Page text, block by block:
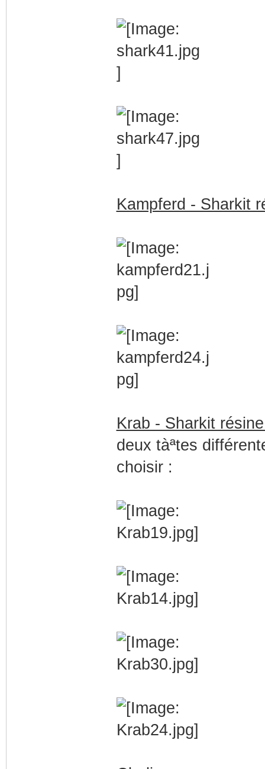
Kampferd - Sharkit
Krab - Sharkit
deux tàªtes
choisir :